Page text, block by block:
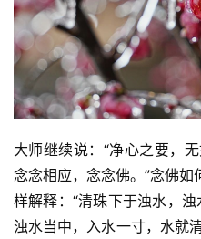
礼
视
频
录
佛
教
大师继续说：“净心之要，
念念相应，念念佛。”念佛如
样解释：“清珠下于浊水，
浊水当中，入水一寸，水就